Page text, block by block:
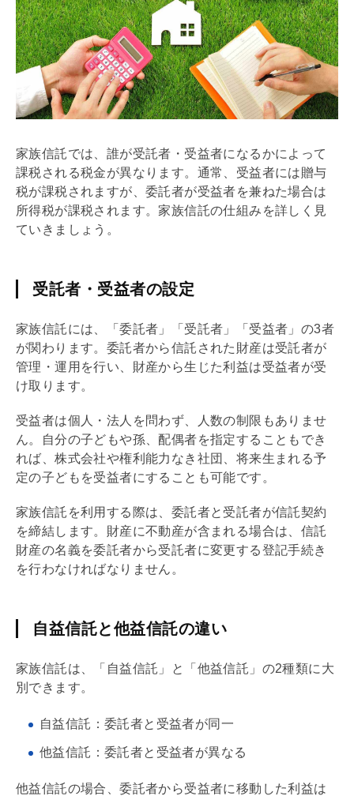
家族信託では、誰が受託者・受益者になるかによって
課税される税金が異なります。通常、受益者には贈与
税が課税されますが、委託者が受益者を兼ねた場合は
所得税が課税されます。家族信託の仕組みを詳しく見
ていきましょう。
受託者・受益者の設定
家族信託には、「委託者」「受託者」「受益者」の3者
が関わります。委託者から信託された財産は受託者が
管理・運用を行い、財産から生じた利益は受益者が受
け取ります。
受益者は個人・法人を問わず、人数の制限もありませ
ん。自分の子どもや孫、配偶者を指定することもでき
れば、株式会社や権利能力なき社団、将来生まれる予
定の子どもを受益者にすることも可能です。
家族信託を利用する際は、委託者と受託者が信託契約
を締結します。財産に不動産が含まれる場合は、信託
財産の名義を委託者から受託者に変更する登記手続き
を行わなければなりません。
自益信託と他益信託の違い
家族信託は、「自益信託」と「他益信託」の2種類に大
別できます。
自益信託：委託者と受益者が同一
他益信託：委託者と受益者が異なる
他益信託の場合、委託者から受益者に移動した利益は